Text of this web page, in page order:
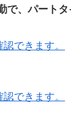
、パート
できます。
できます。